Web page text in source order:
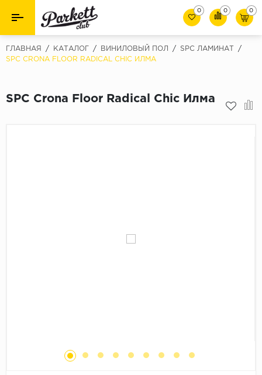
Назад Назад
Паркет
0 0 0
ГЛАВНАЯ / КАТАЛОГ / ВИНИЛОВЫЙ ПОЛ / SPC ЛАМИНАТ
/
SPC CRONA FLOOR RADICAL CHIC ИЛМА
SPC Crona Floor Radical Chic Илма